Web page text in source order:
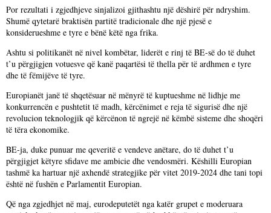
Por rezultati i zgjedhjeve sinjalizoi gjithashtu një dëshirë për ndryshim.
Shumë qytetarë braktisën partitë tradicionale dhe një pjesë e
konsiderueshme e tyre e bënë këtë nga frika.
Ashtu si politikanët në nivel kombëtar, liderët e rinj të BE-së do të duhet
t’u përgjigjen votuesve që kanë paqartësi të thella për të ardhmen e tyre
dhe të fëmijëve të tyre.
Europianët janë të shqetësuar në mënyrë të kuptueshme në lidhje me
konkurrencën e pushtetit të madh, kërcënimet e reja të sigurisë dhe një
revolucion teknologjik që kërcënon të ngrejë në këmbë sisteme dhe shoqëri
të tëra ekonomike.
BE-ja, duke punuar me qeveritë e vendeve anëtare, do të duhet t’u
përgjigjet këtyre sfidave me ambicie dhe vendosmëri. Këshilli Europian
tashmë ka hartuar një axhendë strategjike për vitet 2019-2024 dhe tani topi
është në fushën e Parlamentit Europian.
Që nga zgjedhjet në maj, eurodeputetët nga katër grupet e moderuara